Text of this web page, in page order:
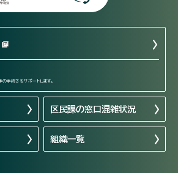
手続きをサポートします。
区民課の窓口混雑状況
組織一覧